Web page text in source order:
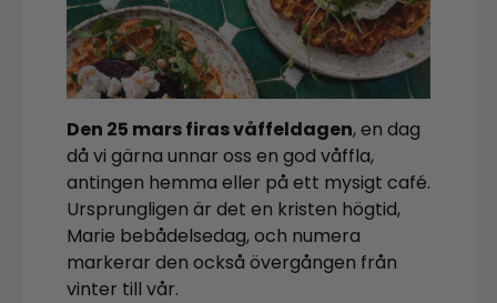
Den 25 mars firas våffeldagen, en dag
då vi gärna unnar oss en god våffla,
antingen hemma eller på ett mysigt café.
Ursprungligen är det en kristen högtid,
Marie bebådelsedag, och numera
markerar den också övergången från
vinter till vår.